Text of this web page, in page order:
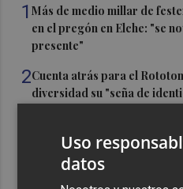
1Más de medio millar de
en el pregón en Elche: "se
presente"
2Cuenta atrás para el
diversidad su "seña de
de calidad por su atención
mayores
Uso
datos